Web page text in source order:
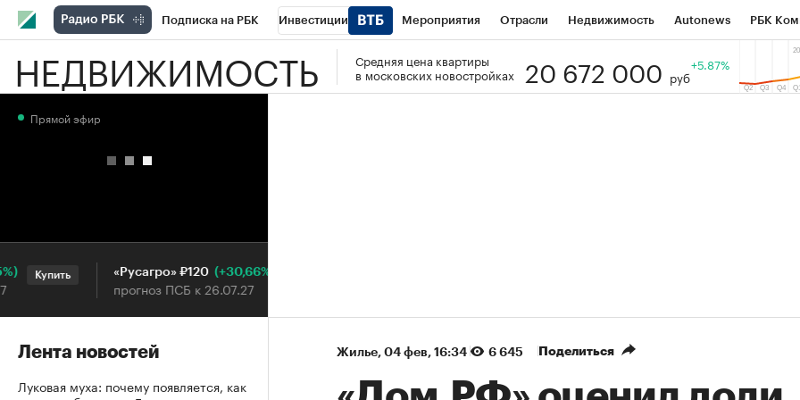
Подписка на РБК Инвестиции Мероприятия Отрасли Недвижимость Autonews РБК
РБК Вино Спорт Школа управления РБК РБК Образование Тренды
НЕДВИЖИМОСТЬ
Средняя цена квартиры
в московских новостройках
20 672 000 руб
+5.87%
Жилье⁠, 04 фев, 16:34 6 645 Поделиться
Прямой эфир
Купить «Русагро» ₽120 (+30,66%)
прогноз ПСБ к 26.07.27
Лента новостей
Луковая муха: почему появляется, как